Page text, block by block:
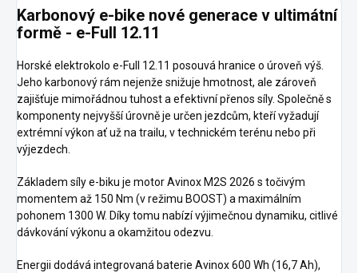
Karbonový e-bike nové generace v ultimátní
formě - e-Full 12.11
Horské elektrokolo e-Full 12.11 posouvá hranice o úroveň výš.
Jeho karbonový rám nejenže snižuje hmotnost, ale zároveň
zajišťuje mimořádnou tuhost a efektivní přenos síly. Společně s
komponenty nejvyšší úrovně je určen jezdcům, kteří vyžadují
extrémní výkon ať už na trailu, v technickém terénu nebo při
výjezdech.
Základem síly e-biku je motor Avinox M2S 2026 s točivým
momentem až 150 Nm (v režimu BOOST) a maximálním
pohonem 1300 W. Díky tomu nabízí výjimečnou dynamiku, citlivé
dávkování výkonu a okamžitou odezvu.
Energii dodává integrovaná baterie Avinox 600 Wh (16,7 Ah),